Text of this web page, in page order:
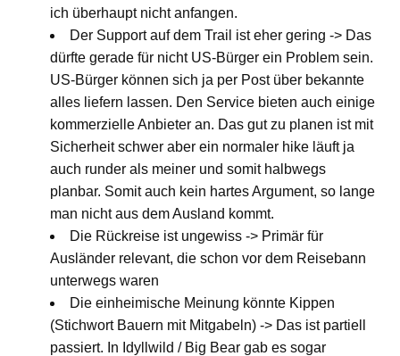
ich überhaupt nicht anfangen.
Der Support auf dem Trail ist eher gering -> Das
dürfte gerade für nicht US-Bürger ein Problem sein.
US-Bürger können sich ja per Post über bekannte
alles liefern lassen. Den Service bieten auch einige
kommerzielle Anbieter an. Das gut zu planen ist mit
Sicherheit schwer aber ein normaler hike läuft ja
auch runder als meiner und somit halbwegs
planbar. Somit auch kein hartes Argument, so lange
man nicht aus dem Ausland kommt.
Die Rückreise ist ungewiss -> Primär für
Ausländer relevant, die schon vor dem Reisebann
unterwegs waren
Die einheimische Meinung könnte Kippen
(Stichwort Bauern mit Mitgabeln) -> Das ist partiell
passiert. In Idyllwild / Big Bear gab es sogar